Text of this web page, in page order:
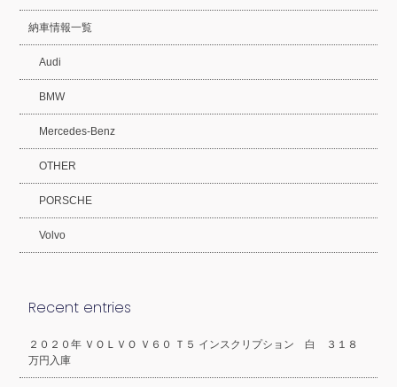
納車情報一覧
Audi
BMW
Mercedes-Benz
OTHER
PORSCHE
Volvo
Recent entries
２０２０年 ＶＯＬＶＯ Ｖ６０ Ｔ５ インスクリプション 白 ３１８
万円入庫